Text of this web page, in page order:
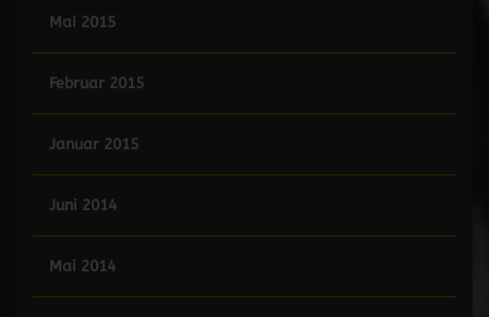
Mai 2015
Februar 2015
Januar 2015
Juni 2014
Mai 2014